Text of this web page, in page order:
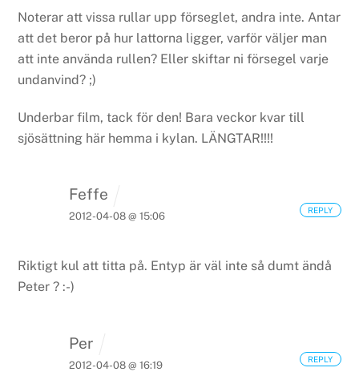
Noterar att vissa rullar upp förseglet, andra inte. Antar
att det beror på hur lattorna ligger, varför väljer man
att inte använda rullen? Eller skiftar ni försegel varje
undanvind? ;)
Underbar film, tack för den! Bara veckor kvar till
sjösättning här hemma i kylan. LÄNGTAR!!!!
Feffe
2012-04-08 @ 15:06
Riktigt kul att titta på. Entyp är väl inte så dumt ändå
Peter ? :-)
REPLY
Per
2012-04-08 @ 16:19
REPLY